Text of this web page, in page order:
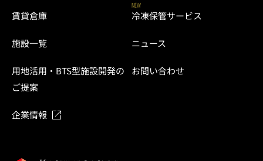
賃貸倉庫
NEW
冷凍保管サービス
施設一覧 ニュース
用地活用・BTS型施設開発の
ご提案
お問い合わせ
企業情報